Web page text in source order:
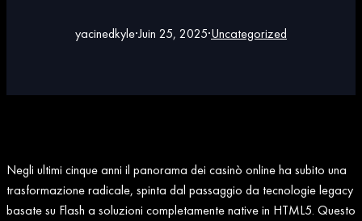
yacinedkyle·Juin 25, 2025·Uncategorized
Negli ultimi cinque anni il panorama dei casinò online ha subito una
trasformazione radicale, spinta dal passaggio da tecnologie legacy
basate su Flash a soluzioni completamente native in HTML5. Questo